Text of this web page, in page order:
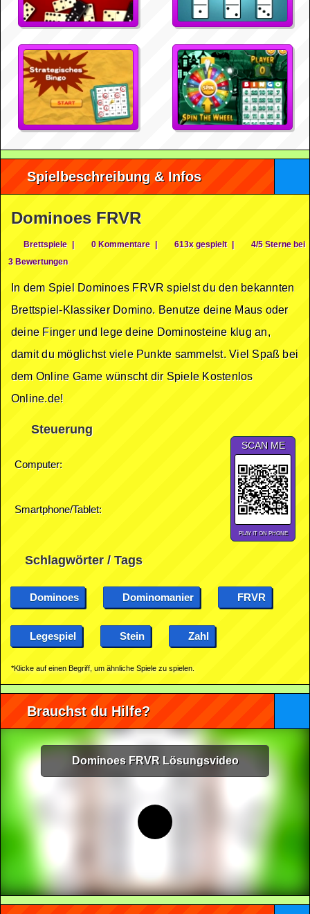
Spielbeschreibung & Infos
Dominoes FRVR
Brettspiele | 0 Kommentare | 613x gespielt |
4/5 Sterne bei
3 Bewertungen
In dem Spiel Dominoes FRVR spielst du den bekannten
Brettspiel-Klassiker Domino. Benutze deine Maus oder
deine Finger und lege deine Dominosteine klug an,
damit du möglichst viele Punkte sammelst. Viel Spaß bei
dem Online Game wünscht dir Spiele Kostenlos
Online.de!
Steuerung
Computer:
Smartphone/Tablet:
SCAN ME
PLAY IT ON PHONE
Schlagwörter / Tags
Dominoes Dominomanier FRVR
Legespiel Stein Zahl
*Klicke auf einen Begriff, um ähnliche Spiele zu spielen.
Brauchst du Hilfe?
Dominoes FRVR Lösungsvideo